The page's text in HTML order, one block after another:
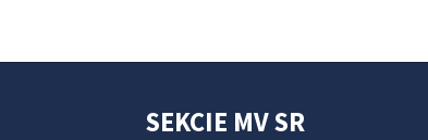
SEKCIE MV SR